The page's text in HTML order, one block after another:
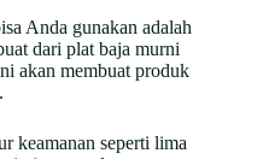
Anda gunakan adalah
dari plat baja murni
akan membuat produk
keamanan seperti lima